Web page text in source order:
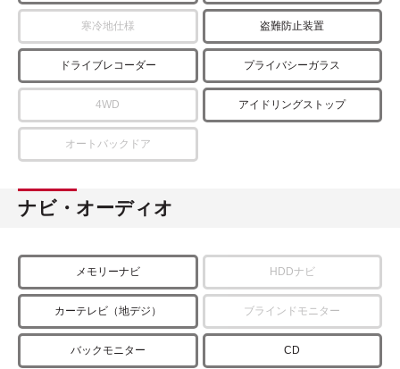
寒冷地仕様 盗難防止装置
ドライブレコーダー プライバシーガラス
4WD アイドリングストップ
オートバックドア
ナビ・オーディオ
メモリーナビ HDDナビ
カーテレビ（地デジ） ブラインドモニター
バックモニター CD